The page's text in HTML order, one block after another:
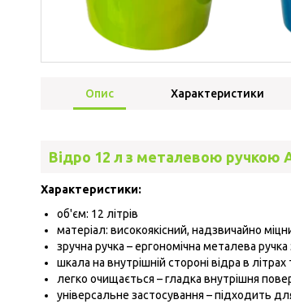
Опис Характеристики
Відро 12 л з металевою ручкою
Характеристики:
об'єм: 12 літрів
матеріал: високоякісний, надзвичайно
зручна ручка – ергономічна металева
шкала на внутрішній стороні відра в літрах
легко очищається – гладка внутрішня
універсальне застосування – підходить